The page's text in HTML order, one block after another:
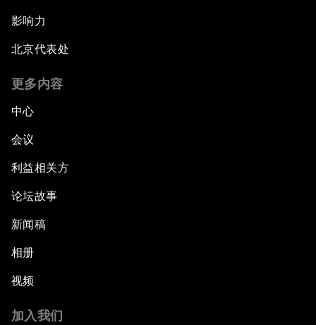
影响力
北京代表处
更多内容
中心
会议
利益相关方
论坛故事
新闻稿
相册
视频
加入我们